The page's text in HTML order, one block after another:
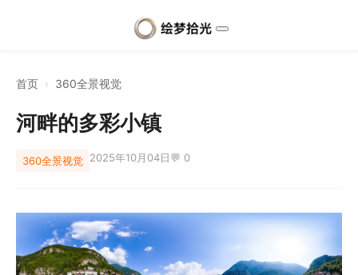
首页 › 360全景视觉
河畔的多彩小镇
360全景视觉 2025年10月04日💬 0